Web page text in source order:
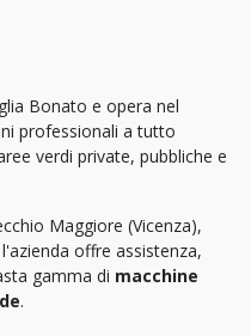
Bonato e opera nel
professionali a tutto
verdi private, pubbliche e
Maggiore (Vicenza),
offre assistenza,
gamma di macchine
.